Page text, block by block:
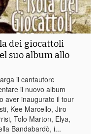
dei giocattoli
suo album allo
il cantautore
il nuovo album
aver inaugurato il tour
Kee Marcello, Jiro
Tolo Marton, Elya,
Bandabardò, i...